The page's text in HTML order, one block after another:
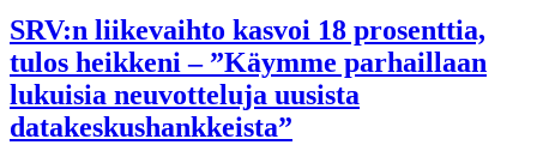
SRV:n liikevaihto kasvoi 18 prosenttia,
tulos heikkeni – ”Käymme parhaillaan
lukuisia neuvotteluja uusista
datakeskushankkeista”